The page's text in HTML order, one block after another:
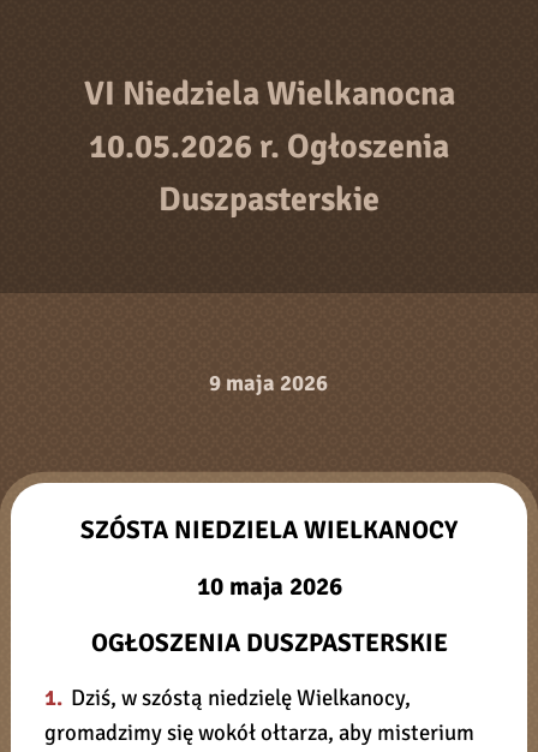
VI Niedziela Wielkanocna
10.05.2026 r. Ogłoszenia
Duszpasterskie
9 maja 2026
SZÓSTA NIEDZIELA WIELKANOCY
10 maja 2026
OGŁOSZENIA DUSZPASTERSKIE
1. Dziś, w szóstą niedzielę Wielkanocy,
gromadzimy się wokół ołtarza, aby misterium